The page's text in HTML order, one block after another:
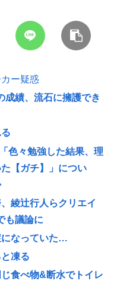
ー疑惑
成績、流石に擁護でき
色々勉強した結果、理
【ガチ】」につい
綾辻行人らクリエイ
も議論に
になっていた…
凍る
食べ物&断水でトイレ